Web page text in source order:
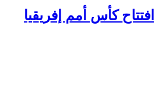
كأس أمم إفريقيا